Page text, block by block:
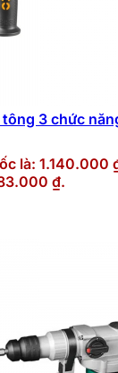
3 chức
là: 1.140.000
₫.